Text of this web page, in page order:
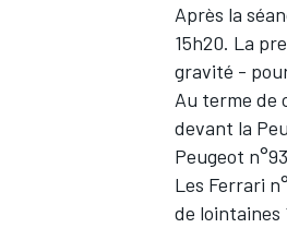
Après la
15h20. La
gravité -
Au terme de
devant la
Peugeot
Les Ferrari
de lointaines